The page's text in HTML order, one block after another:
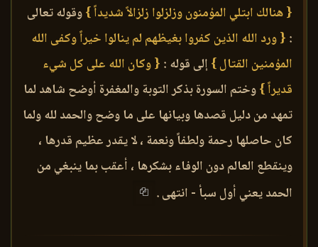
{ هنالك ابتلي المؤمنون وزلزلوا زلزالاً شديداً }وقوله تعالى
: { ورد الله الذين كفروا بغيظهم لم ينالوا خيراً وكفى الله
المؤمنين القتال }إلى قوله : { وكان الله على كل شيء
قديراً }وختم السورة بذكر التوبة والمغفرة أوضح شاهد لما
تمهد من دليل قصدها وبيانها على ما وضح والحمد لله ولما
كان حاصلها رحمة ولطفاً ونعمة ، لا يقدر عظيم قدرها ،
وينقطع العالم دون الوفاء بشكرها ، أعقب بما ينبغي من
الحمد يعني أول سبأ - انتهى .